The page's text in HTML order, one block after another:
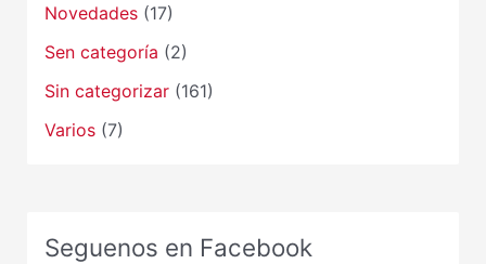
Novedades(17)
Sen categoría (2)
Sin categorizar(161)
Varios(7)
Seguenos en Facebook